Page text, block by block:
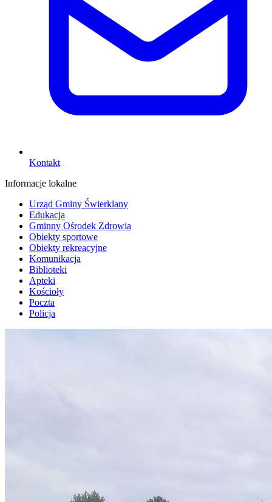
Kontakt
Informacje lokalne
Urząd Gminy Świerklany
Edukacja
Gminny Ośrodek Zdrowia
Obiekty sportowe
Obiekty rekreacyjne
Komunikacja
Biblioteki
Apteki
Kościoły
Poczta
Policja